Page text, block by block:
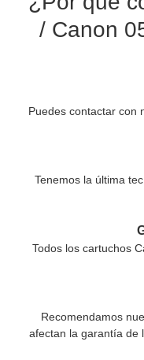
/ Canon
Puedes contactar con
Tenemos la última
Todos los cartuchos
Recomendamos
afectan la garantía de